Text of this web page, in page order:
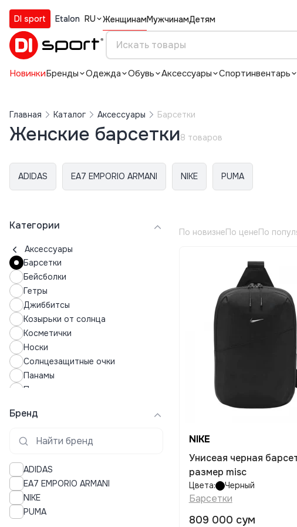
DI sport Etalon RU ЖенщинамМужчинамДетям
НовинкиБренды Одежда Обувь Аксессуары Спортинвентарь
Главная Каталог Аксессуары Барсетки
Женские барсетки8 товаров
ADIDAS EA7 EMPORIO ARMANI NIKE PUMA
Категории
Аксессуары
Барсетки
Бейсболки
Гетры
Джиббитсы
Козырьки от солнца
Косметички
Носки
Солнцезащитные очки
Панамы
Перчатки
Полотенца
Спортивные часы
Средства по уходу за одеждой
Стельки для обуви
Сумки
Термоноски
Бренд
ADIDAS
EA7 EMPORIO ARMANI
NIKE
PUMA
По новизнеПо ценеПо
NIKE
Унисеая черная
размер misc
Цвета: Черный
Барсетки
809 000 сум